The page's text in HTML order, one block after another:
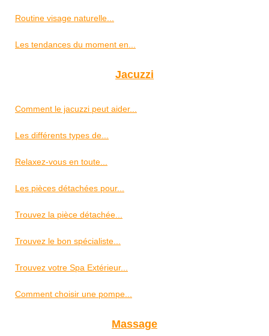
Routine visage naturelle...
Les tendances du moment en...
Jacuzzi
Comment le jacuzzi peut aider...
Les différents types de...
Relaxez-vous en toute...
Les pièces détachées pour...
Trouvez la pièce détachée...
Trouvez le bon spécialiste...
Trouvez votre Spa Extérieur...
Comment choisir une pompe...
Massage